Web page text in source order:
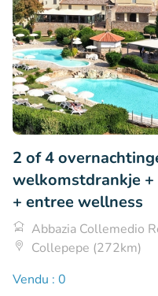
2 of 4
welkomstdrankje
+ entree wellness
Abbazia Collemedio
Collepepe (272km)
Vendu : 0